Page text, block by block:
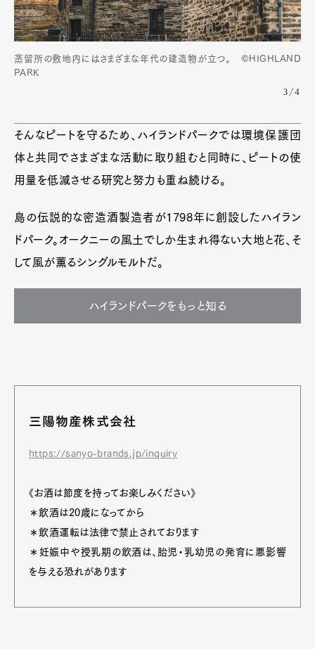
蒸留所の敷地内にはさまざまな年代の建造物が立つ。 ©HIGHLAND
PARK
3/4
そんなピートを守るため、ハイランドパークでは環境保護団
体と共同でさまざまな活動に取り組むと同時に、ピートの使
用量を低減させる研究と努力も重ね続ける。
島の伝説的な密造酒製造者が1798年に創設したハイラン
ドパーク。オークニーの風土でしか生まれ得ない大地と花、そ
して風が薫るシングルモルトだ。
ハイランドパークをもっと知る
三陽物産株式会社
https://sanyo-brands.jp/inquiry
《お酒は節度を持ってお楽しみください》
＊飲酒は20歳になってから
＊飲酒運転は法律で禁止されております
＊妊娠中や授乳期の飲酒は、胎児・乳幼児の発育に悪影響
を与える恐れがあります